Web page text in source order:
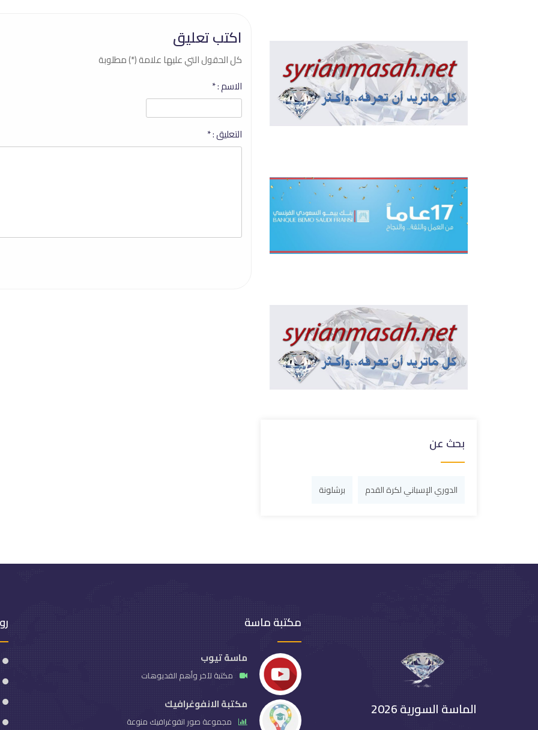
اكتب تعليق
كل الحقول التي عليها علامة (*) مطلوبة
الاسم :*
التعليق :*
بحث عن
الدوري الإسباني لكرة القدم برشلونة
الماسة السورية 2026
مكتبة ماسة
ماسة تيوب
مكتبة لآخر وأهم الفديوهات
مكتبة الانفوغرافيك
مجموعة صور انفوغرافيك منوعة